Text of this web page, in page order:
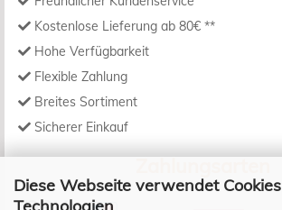
Diese Webseite verwendet
Technologien
Kostenlose Lieferung ab 80€ **
Hohe Verfügbarkeit
Flexible Zahlung
Breites Sortiment
Sicherer Einkauf